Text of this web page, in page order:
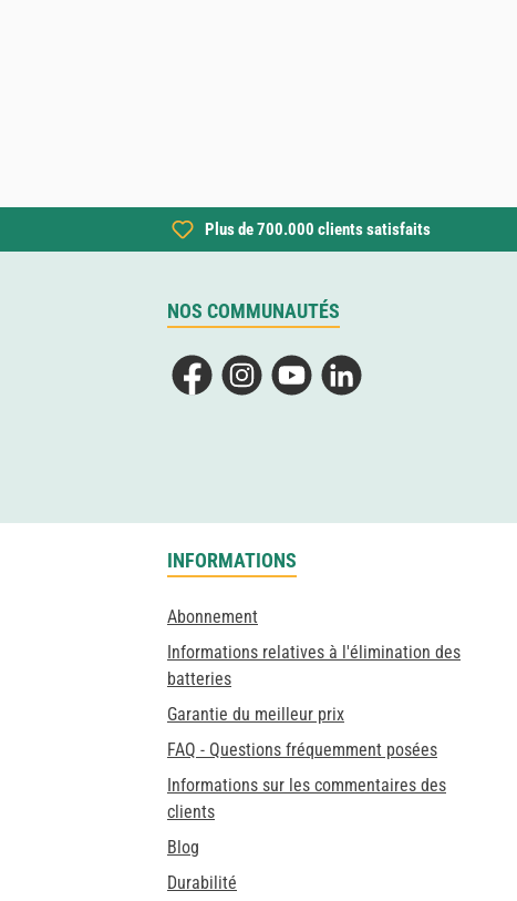
Plus de 700.000 clients satisfaits
NOS COMMUNAUTÉS
FacebookInstagramYouTubeLinkedIn
INFORMATIONS
Abonnement
Informations relatives à l'élimination des
batteries
Garantie du meilleur prix
FAQ - Questions fréquemment posées
Informations sur les commentaires des
clients
Blog
Durabilité